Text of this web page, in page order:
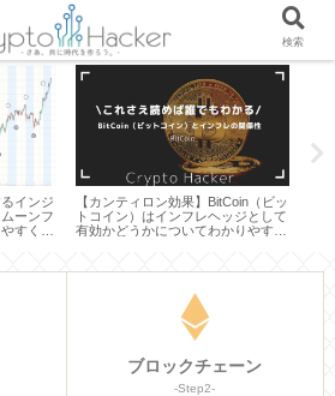
インジ
ーンフ
すく説
【カンティロン効果】BitCoin（ビッ
トコイン）はインフレヘッジとして
有効かどうかについてわかりやすく
ブロックチェーン
-Step2-
検索